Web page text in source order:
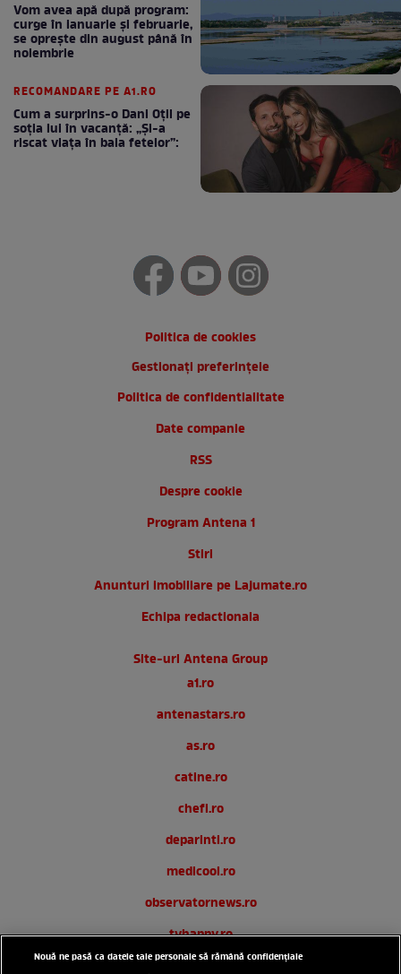
Vom avea apă după program:
curge în ianuarie și februarie,
se oprește din august până în
noiembrie
RECOMANDARE PE A1.RO
Cum a surprins-o Dani Oțil pe
soția lui în vacanță: „Și-a
riscat viața în baia fetelor”:
Politica de cookies
Gestionați preferințele
Politica de confidentialitate
Date companie
RSS
Despre cookie
Program Antena 1
Stiri
Anunturi imobiliare pe Lajumate.ro
Echipa redactionala
Site-uri Antena Group
a1.ro
antenastars.ro
as.ro
catine.ro
chefi.ro
deparinti.ro
medicool.ro
observatornews.ro
tvhappy.ro
useit.ro
Nouă ne pasă ca datele tale personale să rămână confidențiale